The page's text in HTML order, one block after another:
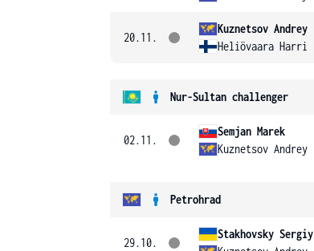
20.11.
Kuznetsov Andrey
Heliövaara Harri
Nur-Sultan challenger
02.11.
Semjan Marek
Kuznetsov Andrey
Petrohrad
29.10.
Stakhovsky Sergiy